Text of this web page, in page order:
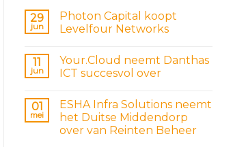
29
jun
Photon Capital koopt
Levelfour Networks
11
jun
Your.Cloud neemt Danthas
ICT succesvol over
01
mei
ESHA Infra Solutions neemt
het Duitse Middendorp
over van Reinten Beheer